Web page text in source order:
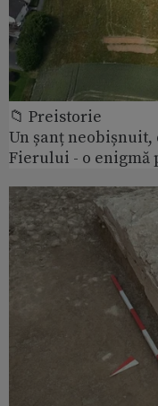
📁 Preistorie
Un șanț
Fierului - o enigmă